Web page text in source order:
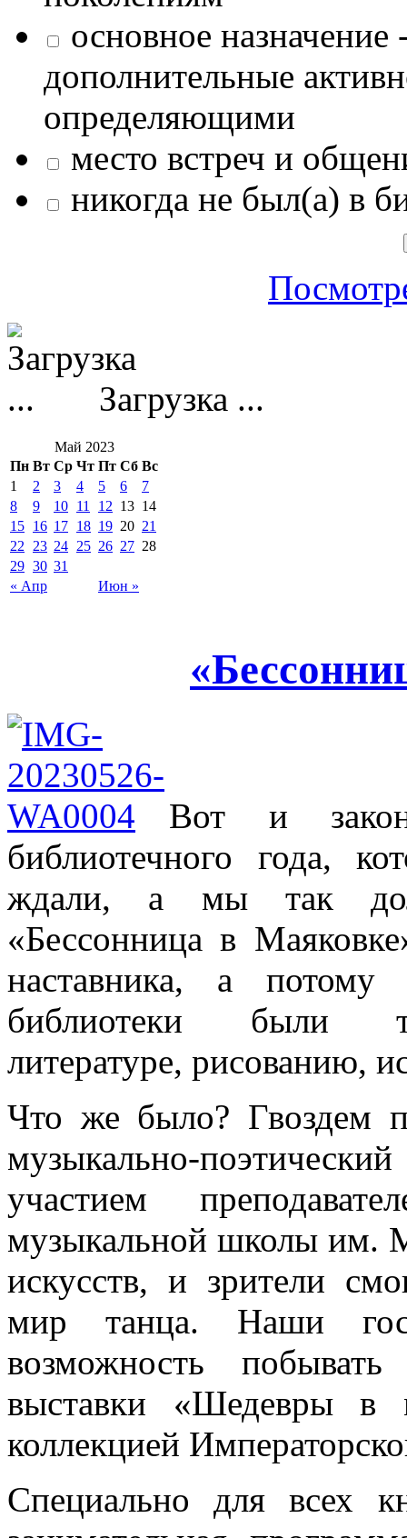
основное назначение
дополнительные
определяющими
место встреч и
никогда не был(а) в
Загрузка ...
Май 2023
Пн Вт Ср Чт Пт Сб Вс
« Апр Июн »
1 2 3 4 5 6
7
8
9 10 11 12 13 14
15 16 17 18 19 20 21
22
23 24 25 26 27 28
29 30 31
Вот и
библиотечного года,
ждали, а мы так
«Бессонница в
наставника, а
библиотеки были
литературе, рисованию,
Что же было? Гвоздем
музыкально-
участием
музыкальной школы им.
искусств, и зрители
мир танца.
Наши
возможность
выставки «Шедевры в
коллекцией
Специально для всех